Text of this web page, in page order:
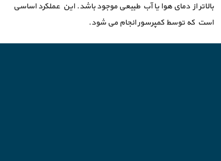
بالاتر از دمای هوا یا آب طبیعی موجود باشد. این عملکرد اساسی
است که توسط کمپرسور انجام می شود.